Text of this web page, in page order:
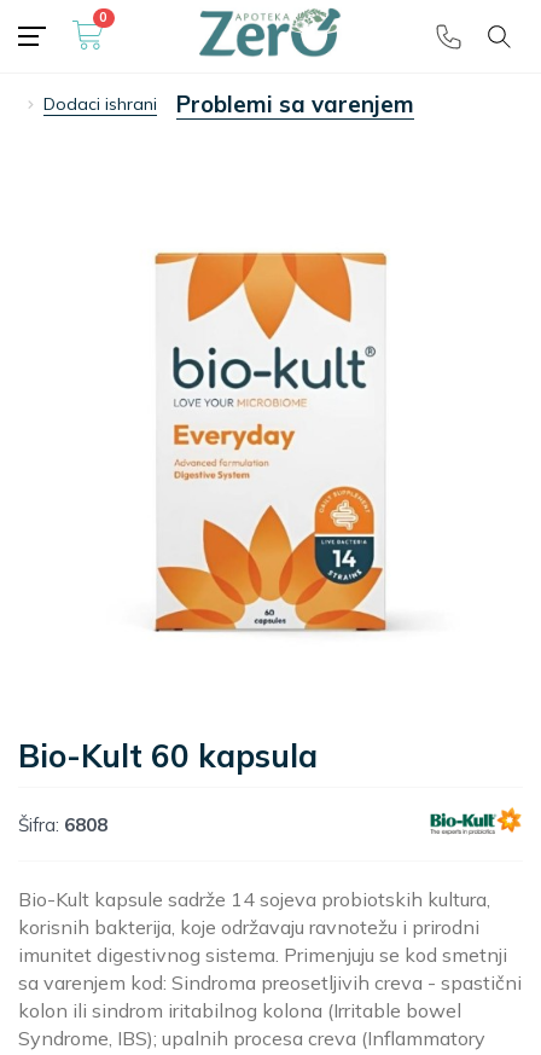
Besplatna dostava🎁 preko 5000 dinara
0
Dodaci ishrani Problemi sa varenjem
Bio-Kult 60 kapsula
Šifra: 6808
Bio-Kult kapsule sadrže 14 sojeva probiotskih kultura,
korisnih bakterija, koje održavaju ravnotežu i prirodni
imunitet digestivnog sistema. Primenjuju se kod smetnji
sa varenjem kod: Sindroma preosetljivih creva - spastični
kolon ili sindrom iritabilnog kolona (Irritable bowel
Syndrome, IBS); upalnih procesa creva (Inflammatory